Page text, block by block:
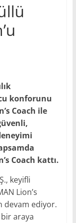
konforunu
Coach ile
Coach kattı.
keyifli
Lion’s
devam ediyor.
araya